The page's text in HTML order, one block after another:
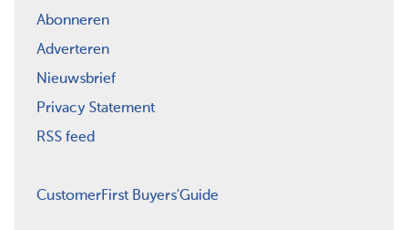
Abonneren
Adverteren
Nieuwsbrief
Privacy Statement
RSS feed
CustomerFirst Buyers'Guide